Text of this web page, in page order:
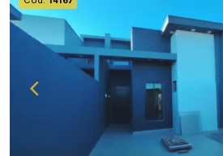
Iluminação em Led Área construída 75,00m² Área
de terreno 125,00m² Aproveite essa
oportunidade! A hora de
é agora! Imobiliária Ativa, sinta-se em casa! As
informações aqui prestadas
todavia, reservamo-nos o
qualquer erro de digitação e ou
como alteração dos preços e